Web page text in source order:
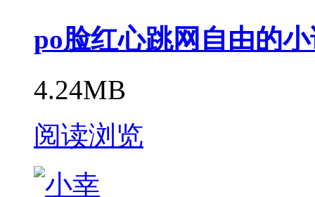
po脸红心跳网自由的
4.24MB
阅读浏览